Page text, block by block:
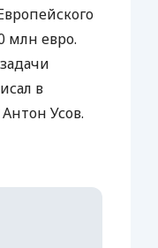
млн евро.
в
Антон Усов.